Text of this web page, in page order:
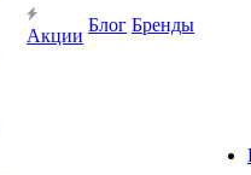
Акции
Блог Бренды